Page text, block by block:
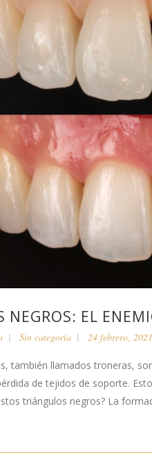
NEGROS: EL
Sin categoría 24 febrero, 2021
también llamados troneras,
de tejidos de soporte.
triángulos negros? La